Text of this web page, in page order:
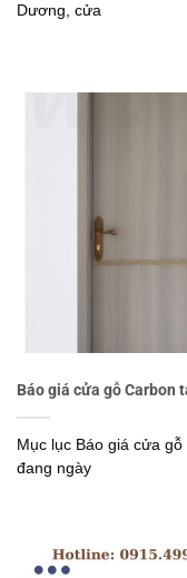
Dương, cửa
Báo giá cửa gỗ Carbon
Mục lục Báo giá cửa
đang ngày